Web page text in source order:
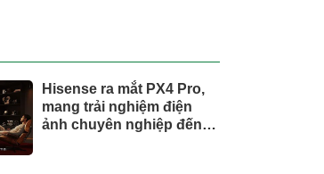
Hisense ra mắt PX4 Pro,
mang trải nghiệm điện
ảnh chuyên nghiệp đến